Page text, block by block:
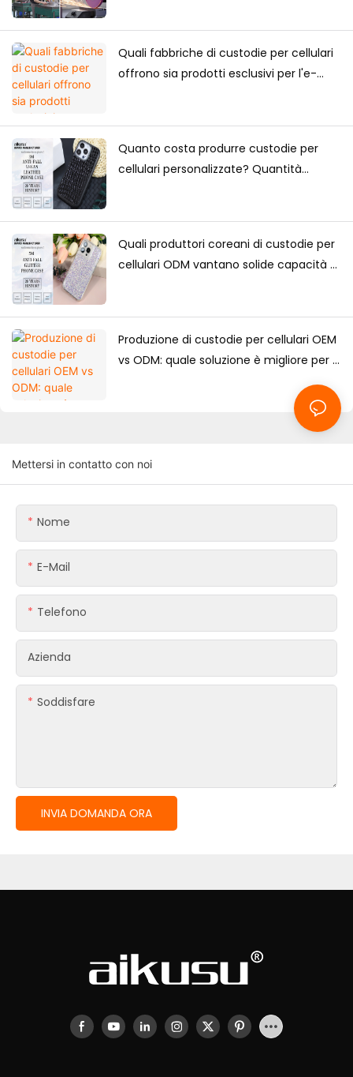
Quali fabbriche di custodie per cellulari
offrono sia prodotti esclusivi per l'e-
Quanto costa produrre custodie per
cellulari personalizzate? Quantità
Quali produttori coreani di custodie per
cellulari ODM vantano solide capacità di
Produzione di custodie per cellulari OEM
vs ODM: quale soluzione è migliore per i
Mettersi in contatto con noi
Nome
E-Mail
Telefono
Azienda
Soddisfare
INVIA DOMANDA ORA